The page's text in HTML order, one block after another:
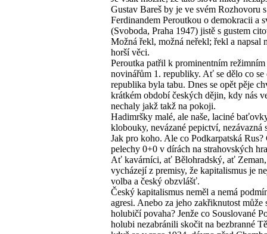
Gustav Bareš by je ve svém Rozhovoru s
Ferdinandem Peroutkou o demokracii a
(Svoboda, Praha 1947) jistě s gustem
Možná řekl, možná neřekl; řekl a napsal
horší věci.
Peroutka patřil k prominentním režimním
novinářům 1. republiky. Ať se dělo co se
republika byla tabu. Dnes se opět pěje
krátkém období českých dějin, kdy nás
nechaly jakž takž na pokoji.
Hadimršky malé, ale naše, laciné
klobouky, nevázané pepictví,
Jak pro koho. Ale co Podkarpatská Rus?
pelechy 0+0 v dírách na strahovských
Ať kavárníci, ať Bělohradský, ať
vycházejí z premisy, že kapitalismus je
volba a český obzvlášť.
Český kapitalismus neměl a nemá
agresi. Anebo za jeho zakřiknutost může
holubičí povaha? Jenže co Souslované
holubi nezabránili skočit na bezbranné